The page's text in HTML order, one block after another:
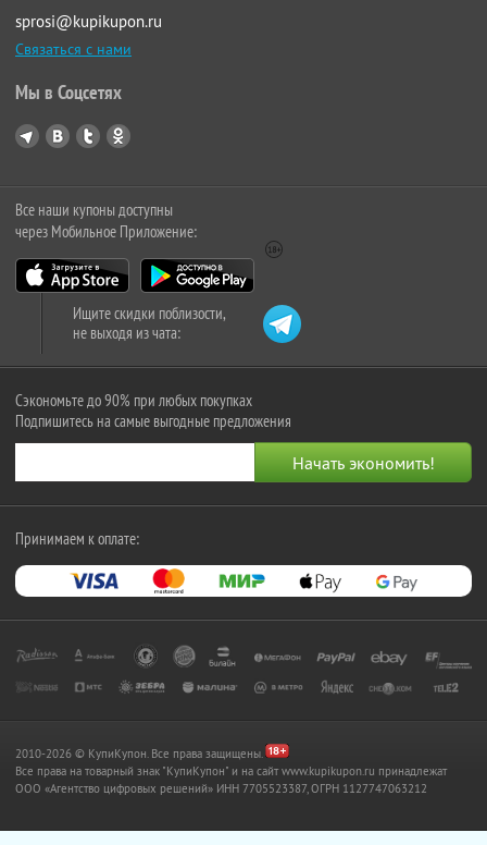
sprosi@kupikupon.ru
Связаться с нами
Мы в Соцсетях
Все наши купоны доступны
через Мобильное Приложение:
Ищите скидки поблизости,
не выходя из чата:
Сэкономьте до 90% при любых покупках
Подпишитесь на самые выгодные предложения
Принимаем к оплате:
2010-2026 © КупиКупон. Все права защищены.
Все права на товарный знак "КупиКупон" и на сайт www.kupikupon.ru принадлежат
OOO «Агентство цифровых решений» ИНН 7705523387, ОГРН 1127747063212